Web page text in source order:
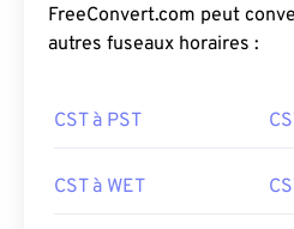
FreeConvert.com peut
autres fuseaux horaires :
CST à PST
CST à WET